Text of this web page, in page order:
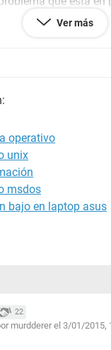
español
Ver más
operativo
unix
msdos
bajo en laptop asus
22
murdderer el 3/01/2015,